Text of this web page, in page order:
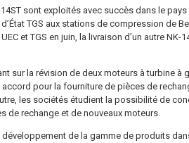
sont exploités avec succès dans le
TGS aux stations de compression de
et TGS en juin, la livraison d’un autre NK-
sur la révision de deux moteurs à turbine à
pour la fourniture de pièces de
les sociétés étudient la possibilité de
de rechange et de nouveaux moteurs.
de la gamme de produits